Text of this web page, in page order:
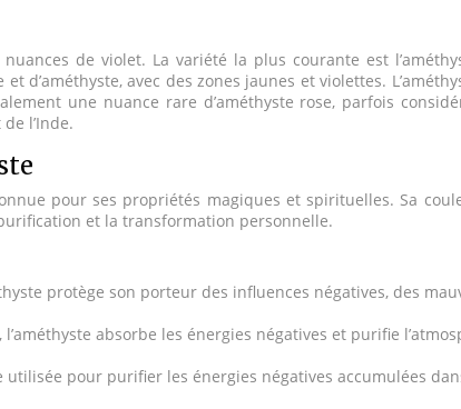
de violet. La variété la plus courante est
d’améthyste, avec des zones jaunes et violettes.
une nuance rare d’améthyste rose, parfois
l’Inde.
pour ses propriétés magiques et spirituelles. Sa
et la transformation personnelle.
protège son porteur des influences négatives, des
l’améthyste absorbe les énergies négatives et purifie
utilisée pour purifier les énergies négatives accumulées